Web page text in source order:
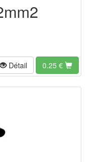
Détail 0.25 €